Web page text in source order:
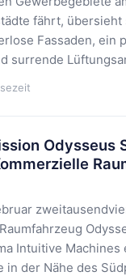
fährt, übersieht
Fassaden, ein
surrende
Odysseus
Intuitive
in der Nähe des